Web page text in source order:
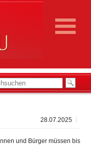
28.07.2025
und Bürger müssen bis